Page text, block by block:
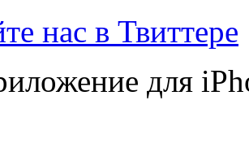
нас в Твиттере
для